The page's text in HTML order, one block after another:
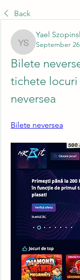
Back
Yael Szopinski
Yael
September
Bilete
tichete locuri
neversea
Bilete neversea